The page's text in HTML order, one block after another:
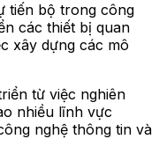
tiến bộ trong công
các thiết bị quan
xây dựng các mô
từ việc nghiên
nhiều lĩnh vực
nghệ thông tin và